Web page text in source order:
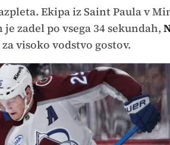
Ekipa iz Saint Paula v
zadel po vsega 34 sekundah,
visoko vodstvo gostov.